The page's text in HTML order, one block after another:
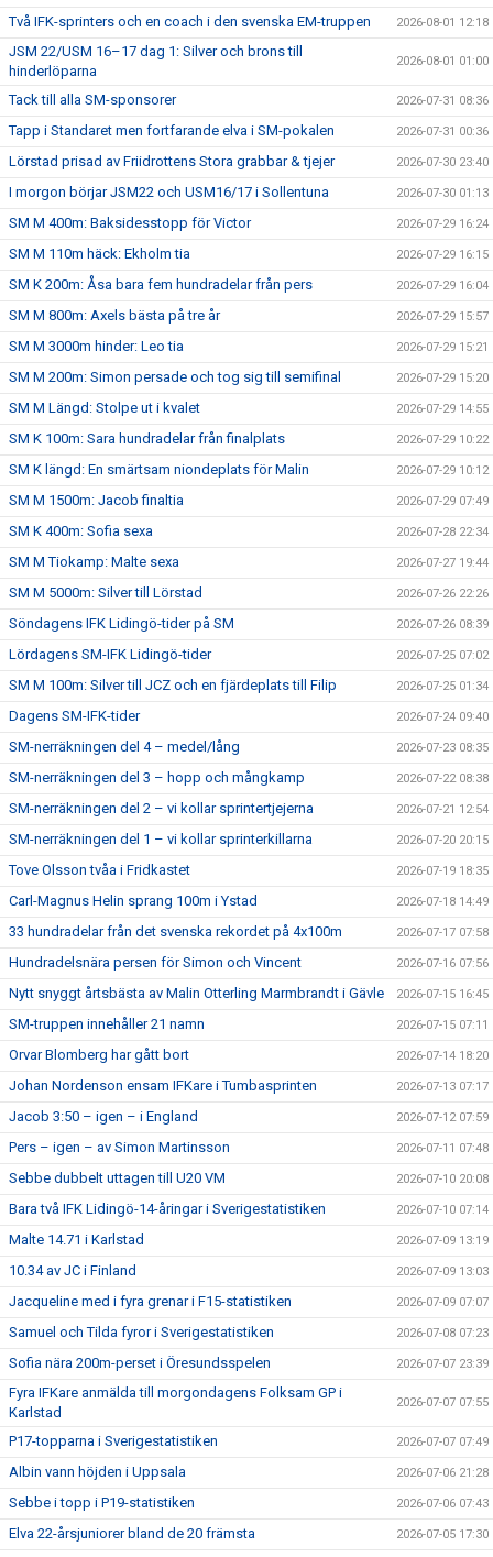
Två IFK-sprinters och en coach i den svenska EM-truppen 2026-08-01 12:18
JSM 22/USM 16–17 dag 1: Silver och brons till
hinderlöparna
2026-08-01 01:00
Tack till alla SM-sponsorer 2026-07-31 08:36
Tapp i Standaret men fortfarande elva i SM-pokalen 2026-07-31 00:36
Lörstad prisad av Friidrottens Stora grabbar & tjejer 2026-07-30 23:40
I morgon börjar JSM22 och USM16/17 i Sollentuna 2026-07-30 01:13
SM M 400m: Baksidesstopp för Victor 2026-07-29 16:24
SM M 110m häck: Ekholm tia 2026-07-29 16:15
SM K 200m: Åsa bara fem hundradelar från pers 2026-07-29 16:04
SM M 800m: Axels bästa på tre år 2026-07-29 15:57
SM M 3000m hinder: Leo tia 2026-07-29 15:21
SM M 200m: Simon persade och tog sig till semifinal 2026-07-29 15:20
SM M Längd: Stolpe ut i kvalet 2026-07-29 14:55
SM K 100m: Sara hundradelar från finalplats 2026-07-29 10:22
SM K längd: En smärtsam niondeplats för Malin 2026-07-29 10:12
SM M 1500m: Jacob finaltia 2026-07-29 07:49
SM K 400m: Sofia sexa 2026-07-28 22:34
SM M Tiokamp: Malte sexa 2026-07-27 19:44
SM M 5000m: Silver till Lörstad 2026-07-26 22:26
Söndagens IFK Lidingö-tider på SM 2026-07-26 08:39
Lördagens SM-IFK Lidingö-tider 2026-07-25 07:02
SM M 100m: Silver till JCZ och en fjärdeplats till Filip 2026-07-25 01:34
Dagens SM-IFK-tider 2026-07-24 09:40
SM-nerräkningen del 4 – medel/lång 2026-07-23 08:35
SM-nerräkningen del 3 – hopp och mångkamp 2026-07-22 08:38
SM-nerräkningen del 2 – vi kollar sprintertjejerna 2026-07-21 12:54
SM-nerräkningen del 1 – vi kollar sprinterkillarna 2026-07-20 20:15
Tove Olsson tvåa i Fridkastet 2026-07-19 18:35
Carl-Magnus Helin sprang 100m i Ystad 2026-07-18 14:49
33 hundradelar från det svenska rekordet på 4x100m 2026-07-17 07:58
Hundradelsnära persen för Simon och Vincent 2026-07-16 07:56
Nytt snyggt årtsbästa av Malin Otterling Marmbrandt i Gävle 2026-07-15 16:45
SM-truppen innehåller 21 namn 2026-07-15 07:11
Orvar Blomberg har gått bort 2026-07-14 18:20
Johan Nordenson ensam IFKare i Tumbasprinten 2026-07-13 07:17
Jacob 3:50 – igen – i England 2026-07-12 07:59
Pers – igen – av Simon Martinsson 2026-07-11 07:48
Sebbe dubbelt uttagen till U20 VM 2026-07-10 20:08
Bara två IFK Lidingö-14-åringar i Sverigestatistiken 2026-07-10 07:14
Malte 14.71 i Karlstad 2026-07-09 13:19
10.34 av JC i Finland 2026-07-09 13:03
Jacqueline med i fyra grenar i F15-statistiken 2026-07-09 07:07
Samuel och Tilda fyror i Sverigestatistiken 2026-07-08 07:23
Sofia nära 200m-perset i Öresundsspelen 2026-07-07 23:39
Fyra IFKare anmälda till morgondagens Folksam GP i
Karlstad
2026-07-07 07:55
P17-topparna i Sverigestatistiken 2026-07-07 07:49
Albin vann höjden i Uppsala 2026-07-06 21:28
Sebbe i topp i P19-statistiken 2026-07-06 07:43
Elva 22-årsjuniorer bland de 20 främsta 2026-07-05 17:30